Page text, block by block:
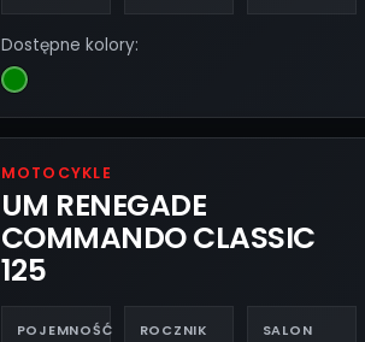
Dostępne kolory:
MOTOCYKLE
UM RENEGADE
COMMANDO CLASSIC
125
POJEMNOŚĆ ROCZNIK SALON